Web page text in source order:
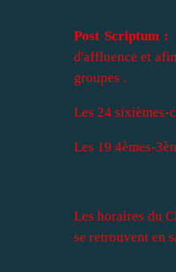
Post Scriptum :
d'affluence et
groupes .
Les 24 sixièmes-
Les 19 4èmes-
Les horaires du
se retrouvent en